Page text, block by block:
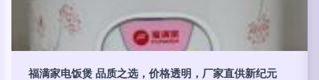
福满家电饭煲 品质之选，价格透明，厂家直供新纪元